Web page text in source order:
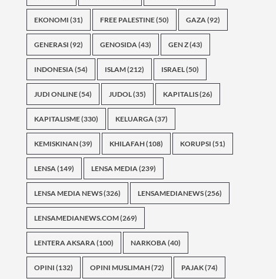
EKONOMI (31) FREE PALESTINE(50) GAZA(92)
GENERASI (92) GENOSIDA(43) GEN Z(43)
INDONESIA(54) ISLAM(212) ISRAEL(50)
JUDI ONLINE(54) JUDOL(35) KAPITALIS(26)
KAPITALISME(330) KELUARGA(37)
KEMISKINAN(39) KHILAFAH(108) KORUPSI (51)
LENSA(149) LENSA MEDIA(239)
LENSA MEDIA NEWS(326) LENSAMEDIANEWS(256)
LENSAMEDIANEWS.COM(269)
LENTERA AKSARA(100) NARKOBA(40)
OPINI (132) OPINI MUSLIMAH(72) PAJAK(74)